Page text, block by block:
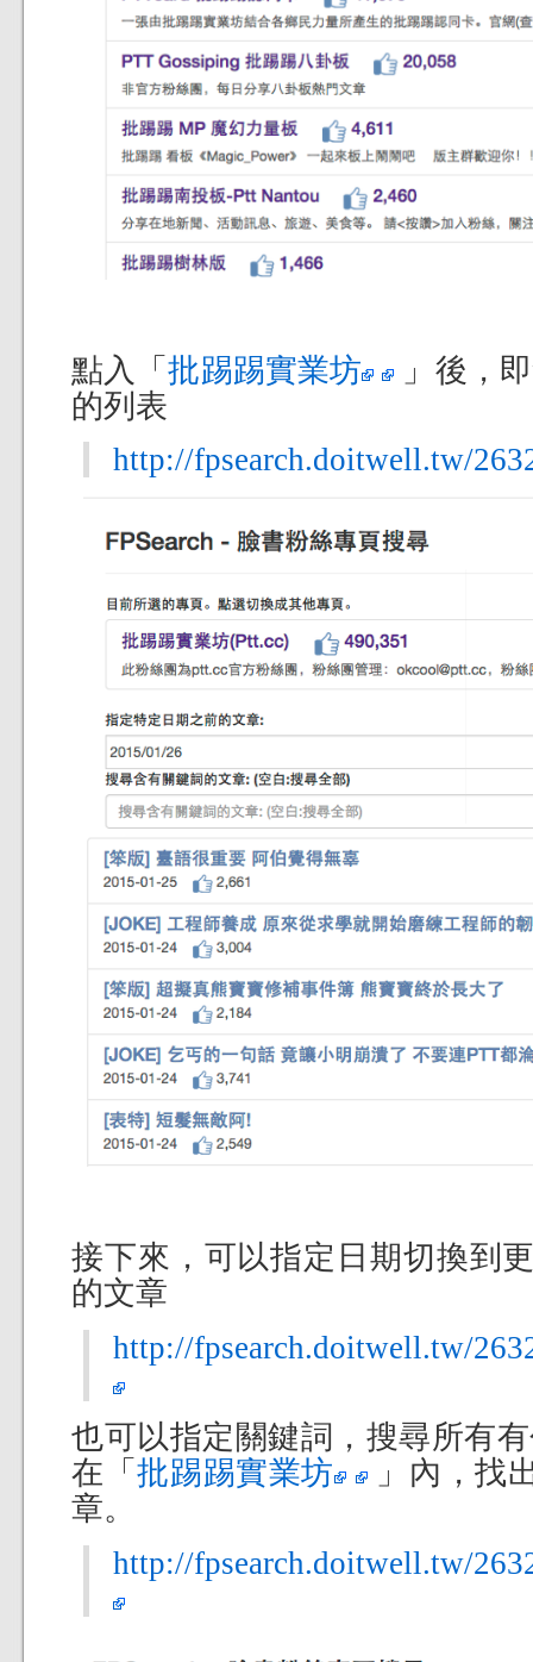
點入「批踢踢實業坊
」後，
的列表
http://fpsearch.doitwell.tw/
接下來，可以指定日期切換到
的文章
http://fpsearch.doitwell.tw/
也可以指定關鍵詞，搜尋所有
在「批踢踢實業坊
」內，找
章。
http://fpsearch.doitwell.tw/